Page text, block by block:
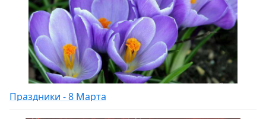
Праздники - 8 Марта